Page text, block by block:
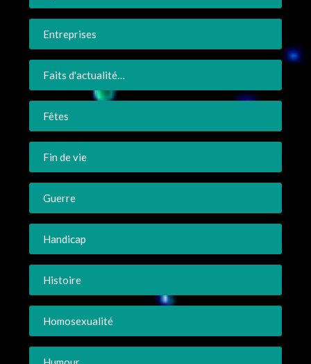
Entreprises
Faits d'actualité…
Fêtes
Fin de vie
Guerre
Handicap
Histoire
Homosexualité